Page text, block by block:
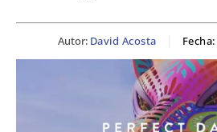
Autor: David Acosta Fecha: